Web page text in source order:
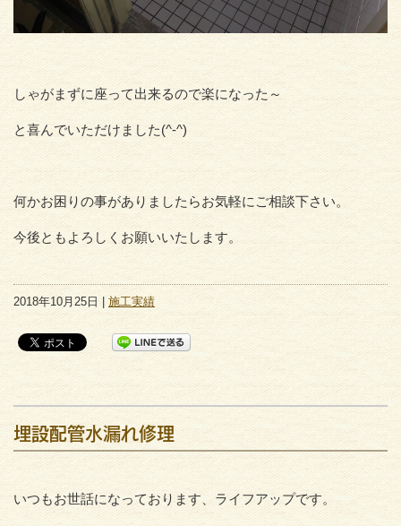
しゃがまずに座って出来るので楽になった～
と喜んでいただけました(^-^)
何かお困りの事がありましたらお気軽にご相談下さい。
今後ともよろしくお願いいたします。
2018年10月25日 | 施工実績
埋設配管水漏れ修理
いつもお世話になっております、ライフアップです。